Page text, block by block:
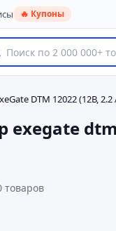
🔥 Купоны
DTM 12022 (12В, 2.2
dtm
товаров